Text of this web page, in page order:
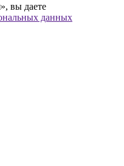
вы даете
данных